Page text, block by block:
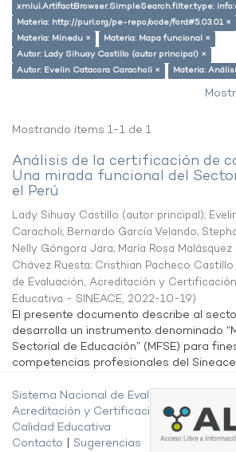
xmlui.ArtifactBrowser.SimpleSearch.filter.type:
Materia: http://purl.org/pe-repo/ocde/ford#5.03.01 ×
Materia: Minedu ×
Materia: Mapa funcional ×
Autor: Lady Sihuay Castillo (autor principal) ×
Autor: Evelin Catacora Caracholi ×
Materia:
Mostrando ítems 1-1 de 1
Análisis de la certificación de
Una mirada funcional del
el Perú
Lady Sihuay Castillo (autor principal);
Caracholi; Bernardo García Velando;
Nelly Góngora Jara; María Rosa
Chávez Ruesta; Cristhian Pacheco Castillo
de Evaluación, Acreditación y
Educativa - SINEACE, 2022-10-19)
El presente documento describe al
desarrolla un instrumento denominado
Sectorial de Educación” (MFSE) para
competencias profesionales del Sineace.
Sistema Nacional de Evaluación,
Acreditación y Certificación de la
Calidad Educativa
Contacto
Sugerencias